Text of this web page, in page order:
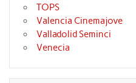
TOPS
Valencia Cinemajove
Valladolid Seminci
Venecia